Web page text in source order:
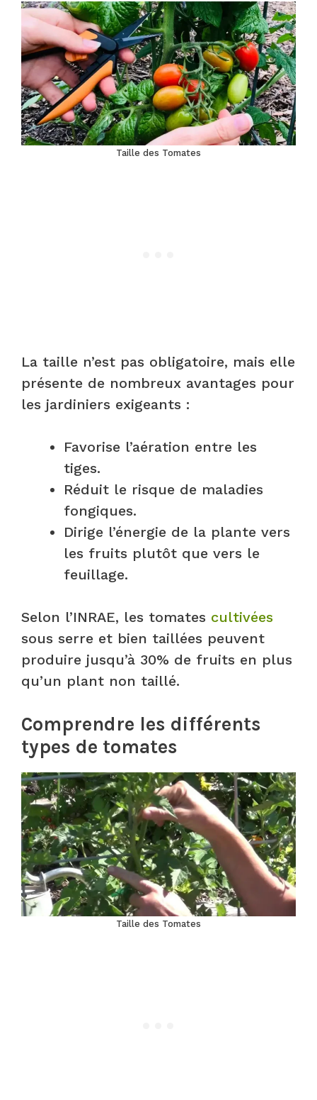
Taille des Tomates
La taille n’est pas obligatoire, mais elle
présente de nombreux avantages pour
les jardiniers exigeants :
Favorise l’aération entre les
tiges.
Réduit le risque de maladies
fongiques.
Dirige l’énergie de la plante vers
les fruits plutôt que vers le
feuillage.
Selon l’INRAE, les tomates cultivées
sous serre et bien taillées peuvent
produire jusqu’à 30% de fruits en plus
qu’un plant non taillé.
Comprendre les différents
types de tomates
Taille des Tomates